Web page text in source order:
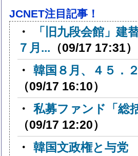
JCNET注目記事！
・
「旧九段会館」
７月... （09/17 17:31）
・ 韓国８月、４５．
（09/17 16:10）
・ 私募ファンド「総
（09/17 12:20）
・ 韓国文政権と与